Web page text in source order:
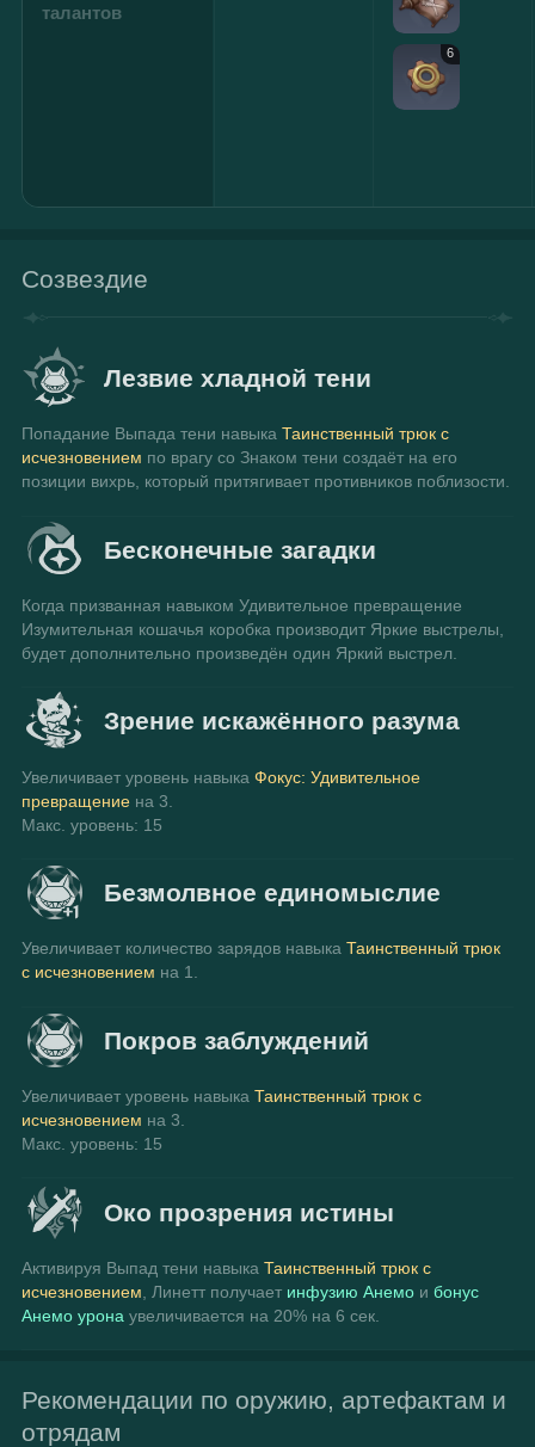
талантов
6
Созвездие
Лезвие хладной тени
Попадание Выпада тени навыка Таинственный трюк с
исчезновением по врагу со Знаком тени создаёт на его
позиции вихрь, который притягивает противников поблизости.
Бесконечные загадки
Когда призванная навыком Удивительное превращение
Изумительная кошачья коробка производит Яркие выстрелы,
будет дополнительно произведён один Яркий выстрел.
Зрение искажённого разума
Увеличивает уровень навыка Фокус: Удивительное
превращение на 3.
Макс. уровень: 15
Безмолвное единомыслие
Увеличивает количество зарядов навыка Таинственный трюк
с исчезновением на 1.
Покров заблуждений
Увеличивает уровень навыка Таинственный трюк с
исчезновением на 3.
Макс. уровень: 15
Око прозрения истины
Активируя Выпад тени навыка Таинственный трюк с
исчезновением , Линетт получает инфузию Анемо и бонус
Анемо урона увеличивается на 20% на 6 сек.
Рекомендации по оружию, артефактам и
отрядам